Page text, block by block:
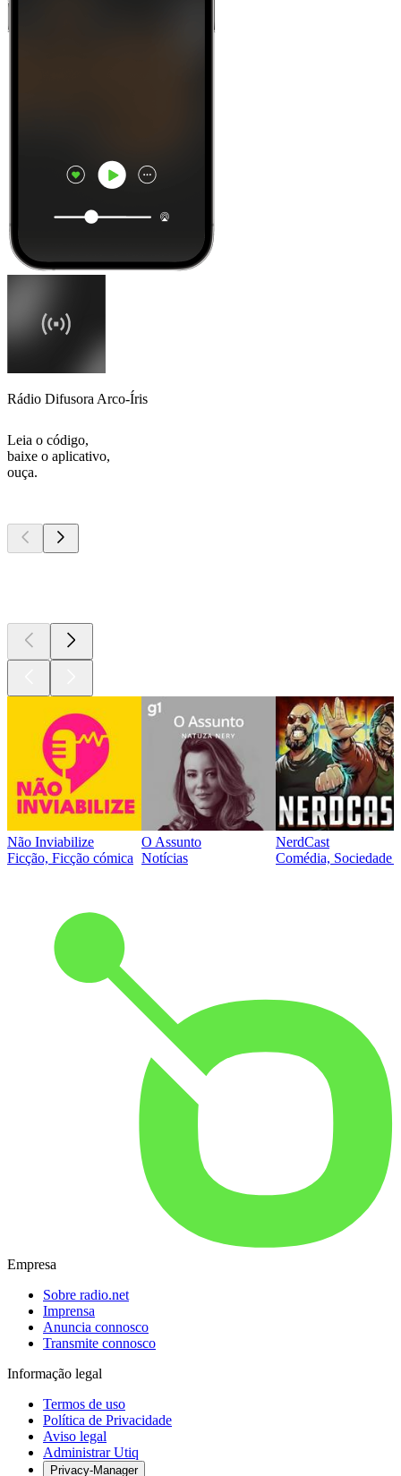
Rádio Difusora Arco-Íris
Leia o código,
baixe o aplicativo,
ouça.
Não Inviabilize
Ficção, Ficção cómica
O Assunto
Notícias
NerdCast
Comédia, Sociedade
Empresa
Sobre radio.net
Imprensa
Anuncia connosco
Transmite connosco
Informação legal
Termos de uso
Política de Privacidade
Aviso legal
Administrar Utiq
Privacy-Manager